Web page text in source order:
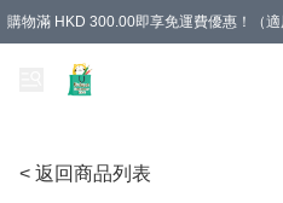
購物滿 HKD 300.00即享免運費優惠！（
< 返回商品列表